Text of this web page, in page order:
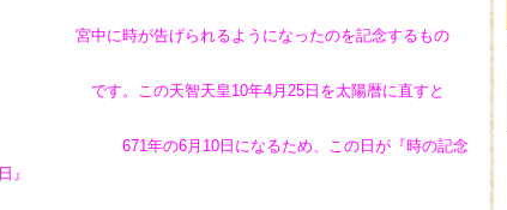
宮中に時が告げられるようになったのを記念するもの
です。この天智天皇10年4月25日を太陽暦に直すと
671年の6月10日になるため、この日が『時の記念
日』